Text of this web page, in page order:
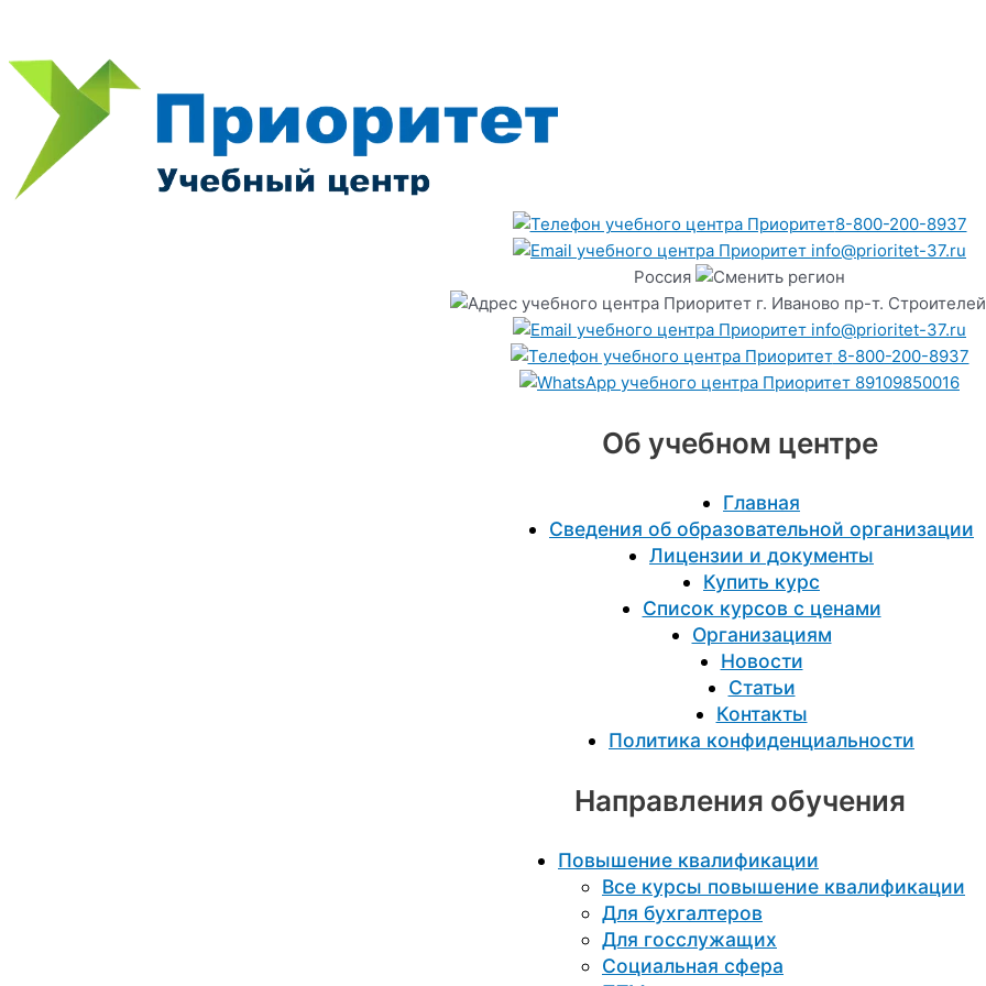
8-800-200-8937
info@prioritet-37.ru
Россия
г. Иваново пр-т. Строителей
info@prioritet-37.ru
8-800-200-8937
89109850016
Об учебном центре
Главная
Сведения об образовательной организации
Лицензии и документы
Купить курс
Список курсов с ценами
Организациям
Новости
Статьи
Контакты
Политика конфиденциальности
Направления обучения
Повышение квалификации
Все курсы повышение квалификации
Для бухгалтеров
Для госслужащих
Социальная сфера